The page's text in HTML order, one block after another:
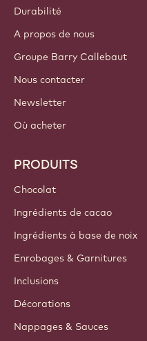
Durabilité
A propos de nous
Groupe Barry Callebaut
Nous contacter
Newsletter
Où acheter
PRODUITS
Chocolat
Ingrédients de cacao
Ingrédients à base de noix
Enrobages & Garnitures
Inclusions
Décorations
Nappages & Sauces